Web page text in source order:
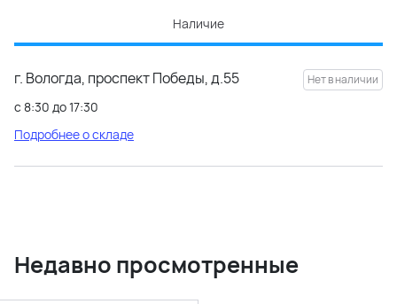
Наличие
г. Вологда, проспект Победы, д.55
с 8:30 до 17:30
Подробнее о складе
Недавно просмотренные